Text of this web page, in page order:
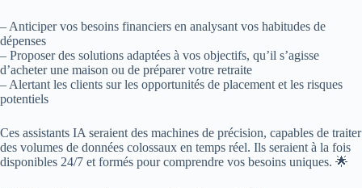
– Anticiper vos besoins financiers en analysant vos habitudes de
dépenses
– Proposer des solutions adaptées à vos objectifs, qu’il s’agisse
d’acheter une maison ou de préparer votre retraite
– Alertant les clients sur les opportunités de placement et les risques
potentiels
Ces assistants IA seraient des machines de précision, capables de traiter
des volumes de données colossaux en temps réel. Ils seraient à la fois
disponibles 24/7 et formés pour comprendre vos besoins uniques. 🌟